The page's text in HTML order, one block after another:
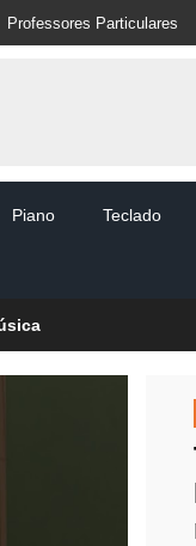
Professores Particulares
Piano Teclado